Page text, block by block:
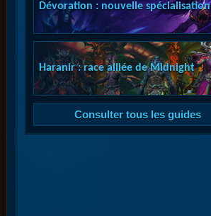
Dévoration : nouvelle spécialisation
Haranir : race alliée de Midnight
Consulter tous les guides